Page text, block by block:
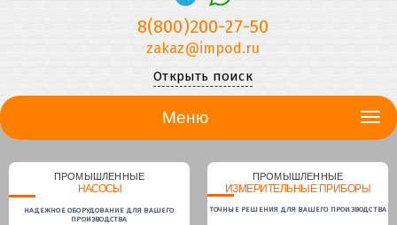
8(800)200-27-50
zakaz@impod.ru
Открыть поиск
Меню
ПРОМЫШЛЕННЫЕ
НАСОСЫ
НАДЕЖНОЕ ОБОРУДОВАНИЕ ДЛЯ ВАШЕГО
ПРОИЗВОДСТВА
ПРОМЫШЛЕННЫЕ
ИЗМЕРИТЕЛЬНЫЕ ПРИБОРЫ
ТОЧНЫЕ РЕШЕНИЯ ДЛЯ ВАШЕГО ПРОИЗВОДСТВА